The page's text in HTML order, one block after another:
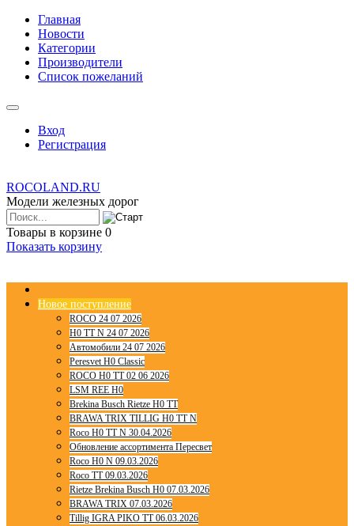
Главная
Новости
Категории
Производители
Список пожеланий
Вход
Регистрация
ROCOLAND.RU
Модели железных дорог
Товары в корзине 0
Показать корзину
Новое поступление
ROCO 24 07 2026
H0 TT N 24 07 2026
Автомобили 24 07 2026
Peresvet H0 Classic
ROCO H0 TT 02 06 2026
LSM REE H0
Brekina Busch Rietze H0 TT
BRAWA TRIX TILLIG H0 TT N
Roco H0 TT N 30.04.2026
Обновление ассортимента Пересвет
Roco H0 N 09.03.2026
Roco TT 09.03.2026
Rietze Brekina Busch H0 07.03.2026
BRAWA TRIX 07.03.2026
Tillig IGRA PIKO TT 06.03.2026